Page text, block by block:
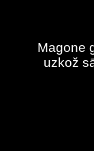
Magone
uzkož